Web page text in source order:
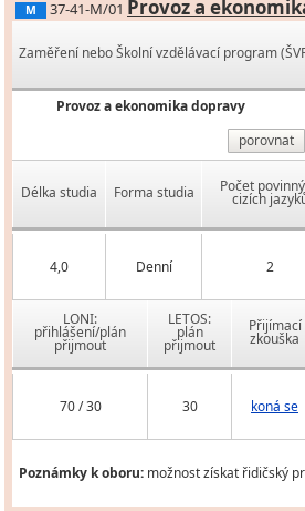
M 37-41-M/01 Provoz a
Zaměření nebo Školní vzdělávací program
Provoz a ekonomika dopravy
porovnat
Délka studia Forma studia Počet
cizích
4,0 Denní 2
LONI:
přihlášení/plán
přijmout
LETOS:
plán
přijmout
Přijímací
zkouška
70 / 30 30 koná se
Poznámky k oboru: možnost získat řidičský